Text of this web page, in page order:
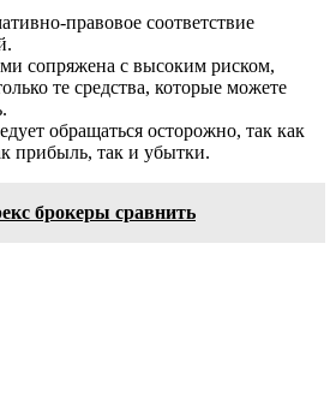
правовое соответствие
сопряжена с высоким риском,
те средства, которые можете
обращаться осторожно, так как
прибыль, так и убытки.
брокеры сравнить